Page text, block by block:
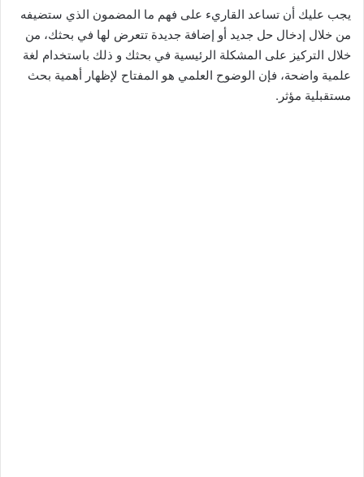
يجب عليك أن تساعد القاريء على فهم ما المضمون الذي ستضيفه
من خلال إدخال حل جديد أو إضافة جديدة تتعرض لها في بحثك، من
خلال التركيز على المشكلة الرئيسية في بحثك و ذلك باستخدام لغة
علمية واضحة، فإن الوضوح العلمي هو المفتاح لإظهار أهمية بحث
مستقبلية مؤثر.